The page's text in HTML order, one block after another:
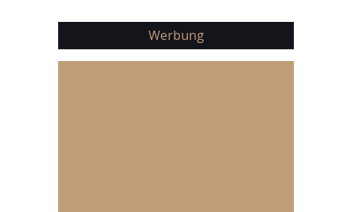
Werbung